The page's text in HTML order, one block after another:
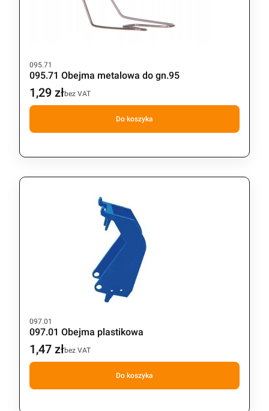
Kod produktu
095.71
095.71 Obejma metalowa do gn.95
Cena
1,29 złbez VAT
Do koszyka
Kod produktu
097.01
097.01 Obejma plastikowa
Cena
1,47 złbez VAT
Do koszyka